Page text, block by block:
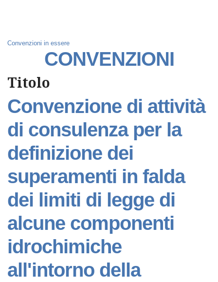
Convenzioni in essere
CONVENZIONI
Titolo
Convenzione di attività
di consulenza per la
definizione dei
superamenti in falda
dei limiti di legge di
alcune componenti
idrochimiche
all'intorno della